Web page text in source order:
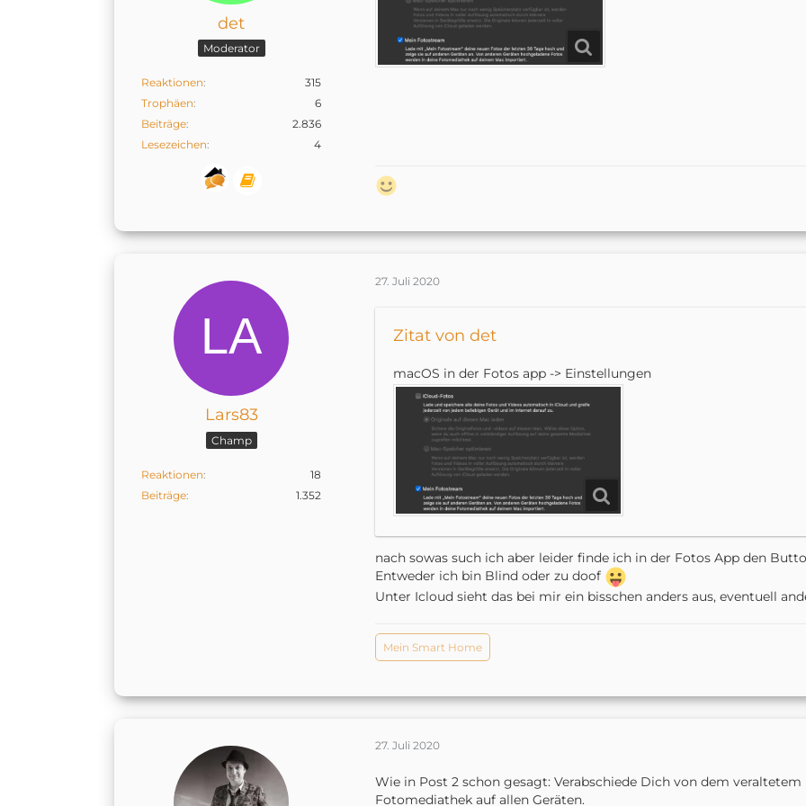
det
Moderator
Reaktionen
315
Trophäen
6
Beiträge
2.836
Lesezeichen
4
Lars83
Champ
Reaktionen
18
Beiträge
1.352
27. Juli 2020
Zitat von det
macOS in der Fotos app -> Einstellungen
nach sowas such ich aber leider finde ich in der Fotos App den
Entweder ich bin Blind oder zu doof
Unter Icloud sieht das bei mir ein bisschen anders aus, eventuell
Mein Smart Home
27. Juli 2020
Wie in Post 2 schon gesagt: Verabschiede Dich von dem
Fotomediathek auf allen Geräten.